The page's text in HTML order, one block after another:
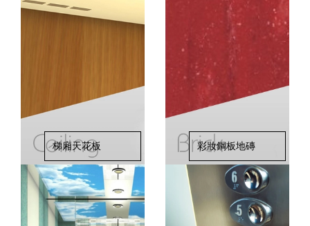
梯廂天花板 彩妝鋼板地磚